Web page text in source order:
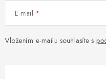
E-mail
Vložením e-mailu souhlasíte s